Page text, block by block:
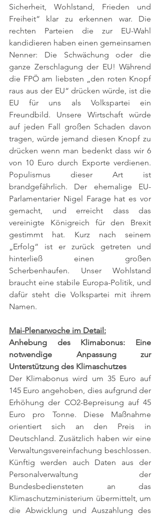
Sicherheit, Wohlstand, Frieden und
Freiheit“ klar zu erkennen war. Die
rechten Parteien die zur EU-Wahl
kandidieren haben einen gemeinsamen
Nenner: Die Schwächung oder die
ganze Zerschlagung der EU! Während
die FPÖ am liebsten „den roten Knopf
raus aus der EU“ drücken würde, ist die
EU für uns als Volkspartei ein
Freundbild. Unsere Wirtschaft würde
auf jeden Fall großen Schaden davon
tragen, würde jemand diesen Knopf zu
drücken wenn man bedenkt dass wir 6
von 10 Euro durch Exporte verdienen.
Populismus dieser Art ist
brandgefährlich. Der ehemalige EU-
Parlamentarier Nigel Farage hat es vor
gemacht, und erreicht dass das
vereinigte Königreich für den Brexit
gestimmt hat. Kurz nach seinem
„Erfolg“ ist er zurück getreten und
hinterließ einen großen
Scherbenhaufen. Unser Wohlstand
braucht eine stabile Europa-Politik, und
dafür steht die Volkspartei mit ihrem
Namen.
Mai-Plenarwoche im Detail:
Anhebung des Klimabonus: Eine
notwendige Anpassung zur
Unterstützung des Klimaschutzes
Der Klimabonus wird um 35 Euro auf
145 Euro angehoben, dies aufgrund der
Erhöhung der CO2-Bepreisung auf 45
Euro pro Tonne. Diese Maßnahme
orientiert sich an den Preis in
Deutschland. Zusätzlich haben wir eine
Verwaltungsvereinfachung beschlossen.
Künftig werden auch Daten aus der
Personalverwaltung der
Bundesbediensteten an das
Klimaschutzministerium übermittelt, um
die Abwicklung und Auszahlung des